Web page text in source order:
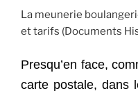
La meunerie
et tarifs (Documents
Presqu’en face,
carte postale, dans